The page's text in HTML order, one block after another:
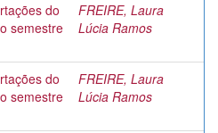
do
semestre
FREIRE, Laura
Lúcia Ramos
do
semestre
FREIRE, Laura
Lúcia Ramos